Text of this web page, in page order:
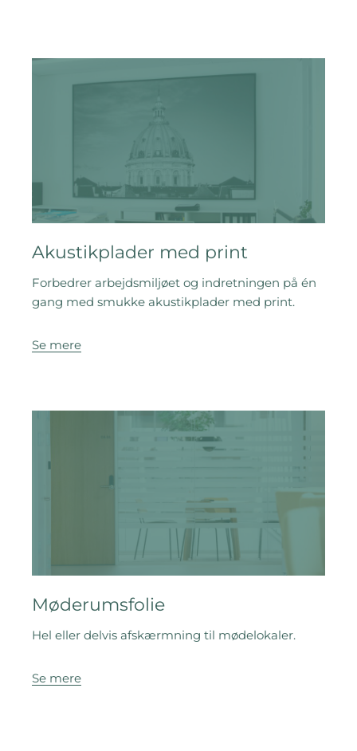
Akustikplader med print
Forbedrer arbejdsmiljøet og indretningen på én
gang med smukke akustikplader med print.
Se mere
Møderumsfolie
Hel eller delvis afskærmning til mødelokaler.
Se mere